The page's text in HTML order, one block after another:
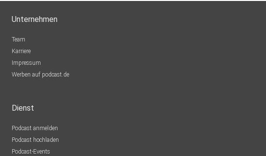
Unternehmen
Team
Karriere
Impressum
Werben auf podcast.de
Dienst
Podcast anmelden
Podcast hochladen
Podcast-Events